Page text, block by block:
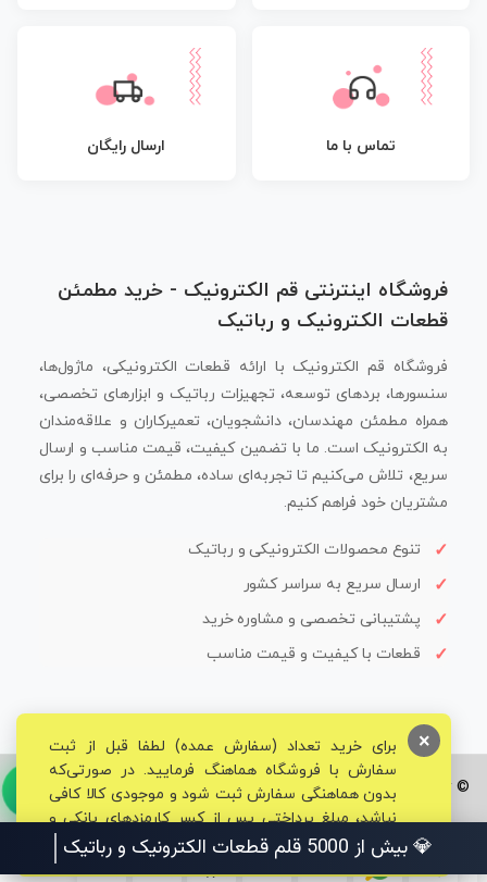
تماس با ما ارسال رایگان
فروشگاه اینترنتی قم الکترونیک - خرید مطمئن
قطعات الکترونیک و رباتیک
فروشگاه قم الکترونیک با ارائه قطعات الکترونیکی، ماژول‌ها،
سنسورها، بردهای توسعه، تجهیزات رباتیک و ابزارهای تخصصی،
همراه مطمئن مهندسان، دانشجویان، تعمیرکاران و علاقه‌مندان
به الکترونیک است. ما با تضمین کیفیت، قیمت مناسب و ارسال
سریع، تلاش می‌کنیم تا تجربه‌ای ساده، مطمئن و حرفه‌ای را برای
مشتریان خود فراهم کنیم.
تنوع محصولات الکترونیکی و رباتیک
ارسال سریع به سراسر کشور
پشتیبانی تخصصی و مشاوره خرید
قطعات با کیفیت و قیمت مناسب
© تمامی حقوق برای فروشگاه تخصصی قم الکترونیک محفوظ می‌باشد.
برای خرید تعداد (سفارش عمده) لطفا قبل از ثبت
سفارش با فروشگاه هماهنگ فرمایید. در صورتی‌که
بدون هماهنگی سفارش ثبت شود و موجودی کالا کافی
نباشد، مبلغ پرداختی پس از کسر کارمزدهای بانکی و
مالیاتی به حساب شما بازگشت داده خواهد شد.
×
💎 بیش از 5000 قلم قطعات الکترونیک و رباتیک